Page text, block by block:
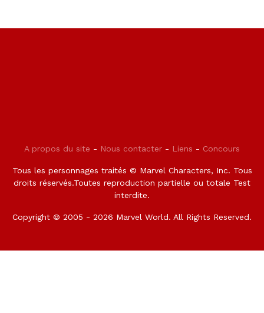
A propos du site - Nous contacter - Liens - Concours
Tous les personnages traités © Marvel Characters, Inc. Tous
droits réservés.Toutes reproduction partielle ou totale Test
interdite.
Copyright © 2005 - 2026 Marvel World. All Rights Reserved.